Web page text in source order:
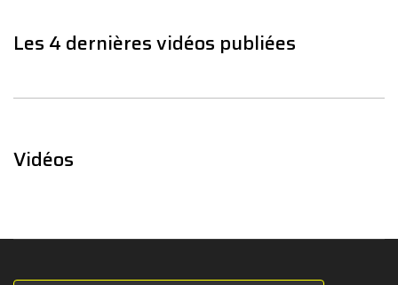
Les 4 dernières vidéos publiées
Vidéos